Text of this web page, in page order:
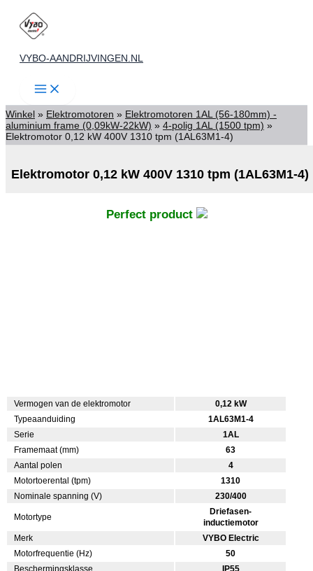
naar
VYBO-AANDRIJVINGEN.NL
Winkel » Elektromotoren » Elektromotoren 1AL (56-180mm) -
aluminium frame (0,09kW-22kW) » 4-polig 1AL (1500 tpm) »
Elektromotor 0,12 kW 400V 1310 tpm (1AL63M1-4)
Elektromotor 0,12 kW 400V 1310 tpm (1AL63M1-4)
Perfect product
Vermogen van de elektromotor
0,12 kW
Typeaanduiding
1AL63M1-4
Serie
1AL
Framemaat (mm)
63
Aantal polen
4
Motortoerental (tpm)
1310
Nominale spanning (V)
230/400
Motortype
Driefasen-
inductiemotor
Merk
VYBO Electric
Motorfrequentie (Hz)
50